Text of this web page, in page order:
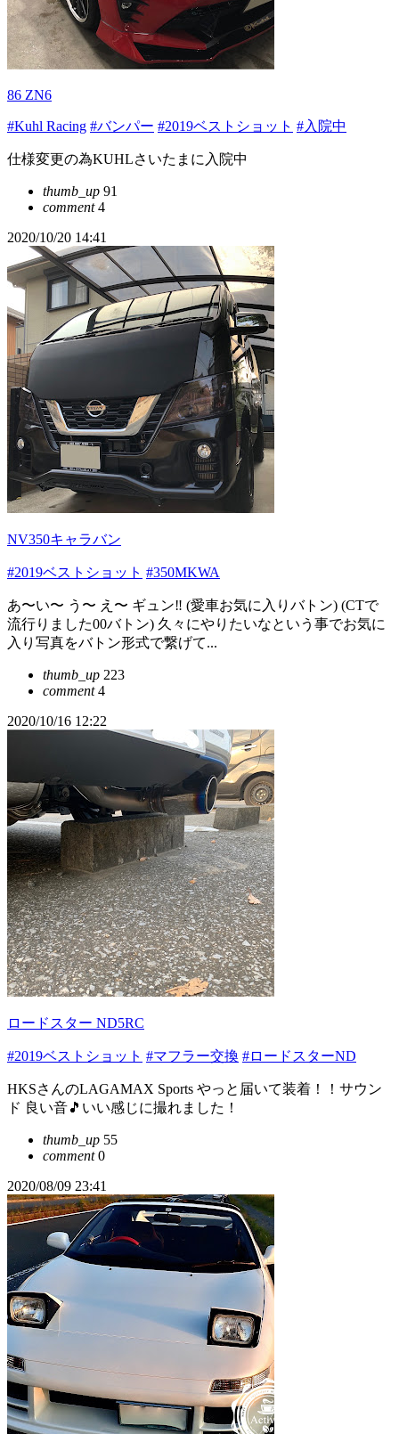
86 ZN6
#Kuhl Racing #バンパー #2019ベストショット #入院中
仕様変更の為KUHLさいたまに入院中
thumb_up 91
comment4
2020/10/20 14:41
NV350キャラバン
#2019ベストショット #350MKWA
あ〜い〜 う〜 え〜 ギュン‼️ (愛車お気に入りバトン) (CTで
流行りました00バトン) 久々にやりたいなという事でお気に
入り写真をバトン形式で繋げて...
thumb_up 223
comment4
2020/10/16 12:22
ロードスター ND5RC
#2019ベストショット #マフラー交換 #ロードスターND
HKSさんのLAGAMAX Sports やっと届いて装着！！サウン
ド 良い音🎵いい感じに撮れました！
thumb_up 55
comment0
2020/08/09 23:41